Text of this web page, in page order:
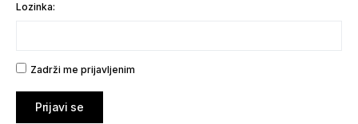
Lozinka:
Zadrži me prijavljenim
Prijavi se